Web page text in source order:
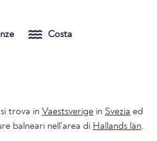
Costa
si trova in Vaestsverige in Svezia ed
balneari nell'area di Hallands län.